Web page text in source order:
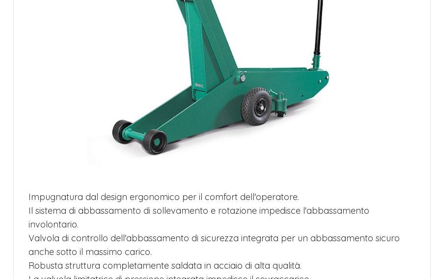
Impugnatura dal design ergonomico per il comfort dell'operatore.
Il sistema di abbassamento di sollevamento e rotazione impedisce l'abbassamento
involontario.
Valvola di controllo dell'abbassamento di sicurezza integrata per un abbassamento sicuro
anche sotto il massimo carico.
Robusta struttura completamente saldata in acciaio di alta qualità.